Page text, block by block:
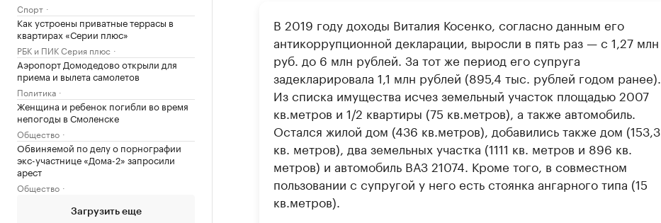
Спорт
Как устроены приватные террасы в
квартирах «Серии плюс»
РБК и ПИК Серия плюс
Аэропорт Домодедово открыли для
приема и вылета самолетов
Политика
Женщина и ребенок погибли во время
непогоды в Смоленске
Общество
Обвиняемой по делу о порнографии
экс-участнице «Дома-2» запросили
арест
Общество
Загрузить еще
В 2019 году доходы Виталия Косенко, согласно данным его
антикоррупционной декларации, выросли в пять раз — с 1,27 млн
руб. до 6 млн рублей. За тот же период его супруга
задекларировала 1,1 млн рублей (895,4 тыс. рублей годом ранее).
Из списка имущества исчез земельный участок площадью 2007
кв.метров и 1/2 квартиры (75 кв.метров), а также автомобиль.
Остался жилой дом (436 кв.метров), добавились также дом (153,3
кв. метров), два земельных участка (1111 кв. метров и 896 кв.
метров) и автомобиль ВАЗ 21074. Кроме того, в совместном
пользовании с супругой у него есть стоянка ангарного типа (15
кв.метров).